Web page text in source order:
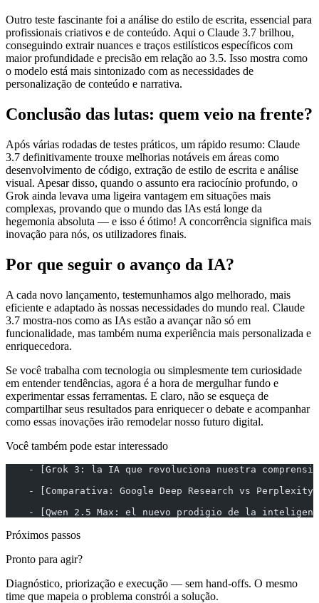
Outro teste fascinante foi a análise do estilo de escrita, essencial para
profissionais criativos e de conteúdo. Aqui o Claude 3.7 brilhou,
conseguindo extrair nuances e traços estilísticos específicos com
maior profundidade e precisão em relação ao 3.5. Isso mostra como
o modelo está mais sintonizado com as necessidades de
personalização de conteúdo e narrativa.
Conclusão das lutas: quem veio na frente?
Após várias rodadas de testes práticos, um rápido resumo: Claude
3.7 definitivamente trouxe melhorias notáveis ​​em áreas como
desenvolvimento de código, extração de estilo de escrita e análise
visual. Apesar disso, quando o assunto era raciocínio profundo, o
Grok ainda levava uma ligeira vantagem em situações mais
complexas, provando que o mundo das IAs está longe da
hegemonia absoluta — e isso é ótimo! A concorrência significa mais
inovação para nós, os utilizadores finais.
Por que seguir o avanço da IA?
A cada novo lançamento, testemunhamos algo melhorado, mais
eficiente e adaptado às nossas necessidades do mundo real. Claude
3.7 mostra-nos como as IAs estão a avançar não só em
funcionalidade, mas também numa experiência mais personalizada e
enriquecedora.
Se você trabalha com tecnologia ou simplesmente tem curiosidade
em entender tendências, agora é a hora de mergulhar fundo e
experimentar essas ferramentas. E claro, não se esqueça de
compartilhar seus resultados para enriquecer o debate e acompanhar
como essas inovações irão remodelar nosso futuro digital.
Você também pode estar interessado
- [Grok 3: la IA que revoluciona nuestra
- [Comparativa: Google Deep Research vs
- [Qwen 2.5 Max: el nuevo prodigio de la
Próximos passos
Pronto para agir?
Diagnóstico, priorização e execução — sem hand-offs. O mesmo
time que mapeia o problema constrói a solução.